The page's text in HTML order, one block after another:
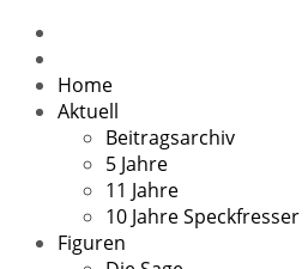
Home
Aktuell
Beitragsarchiv
5 Jahre
11 Jahre
10 Jahre Speckfresser
Figuren